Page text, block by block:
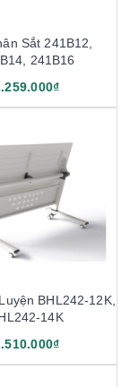
Sắt 241B12,
241B16
BHL242-12K,
14K